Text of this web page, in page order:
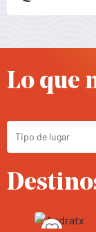
Activitats a Ibiza
Lo que
Tipo de lugar